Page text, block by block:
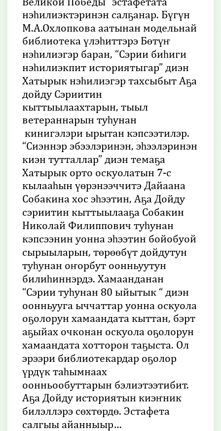
нэһилиэктэринэн салҕанар. Бүгүн
М.А.Охлопкова аатынан модельнай
библиотека үлэһиттэрэ Бөтүҥ
нэһилиэгэр баран, “Сэрии биһиги
нэһилиэкпит историятыгар” диэн
Хатырык нэһилиэгэр тахсыбыт Аҕа
дойду Сэриитин
кыттыылаахтарын, тыыл
ветераннарын туһунан
кинигэлэри ырытан кэпсээтилэр.
“Сиэннэр эбээлэринэн, эһээлэринэн
киэн тутталлар” диэн темаҕа
Хатырык орто оскуолатын 7-с
кылааһын үөрэнээччитэ Дайаана
Собакина хос эһээтин, Аҕа Дойду
сэриитин кыттыылааҕа Собакин
Николай Филиппович туһунан
кэпсээнин уонна эһээтин бойобуой
сырыыларын, төрөөбүт дойдутун
туһунан оҥорбут оонньуутун
билиһиннэрдэ. Хамаанданан
“Сэрии туһунан 80 ыйытык “ диэн
оонньууга ыччаттар уонна оскуола
оҕолорун хамаандата кыттан, бэрт
аҕыйах очконан оскуола оҕолорун
хамаандата хотторон таҕыста. Ол
эрээри библиотекардар оҕолор
үрдүк таһымнаах
оонньообуттарын бэлиэтээтибит.
Аҕа Дойду историятын киэҥник
билэллэрэ сөхтөрдө. Эстафета
салгыы айанныыр…